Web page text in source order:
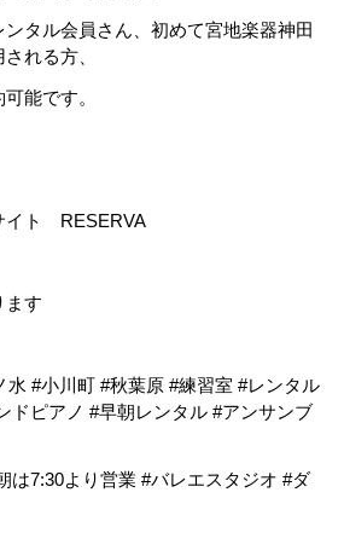
タル会員さん、初めて宮地楽器神田
れる方、
能です。
イト RESERVA
ます
水 #小川町 #秋葉原 #練習室 #レンタル
ドピアノ #早朝レンタル #アンサンブ
は7:30より営業 #バレエスタジオ #ダ